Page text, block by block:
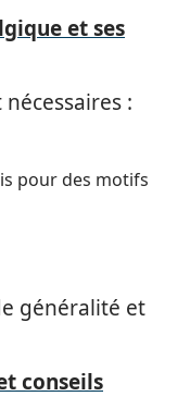
et ses
:
pour des motifs
généralité et
conseils